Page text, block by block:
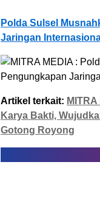
Polda Sulsel
Jaringan
Artikel terkait:
Karya Bakti,
Gotong Royong